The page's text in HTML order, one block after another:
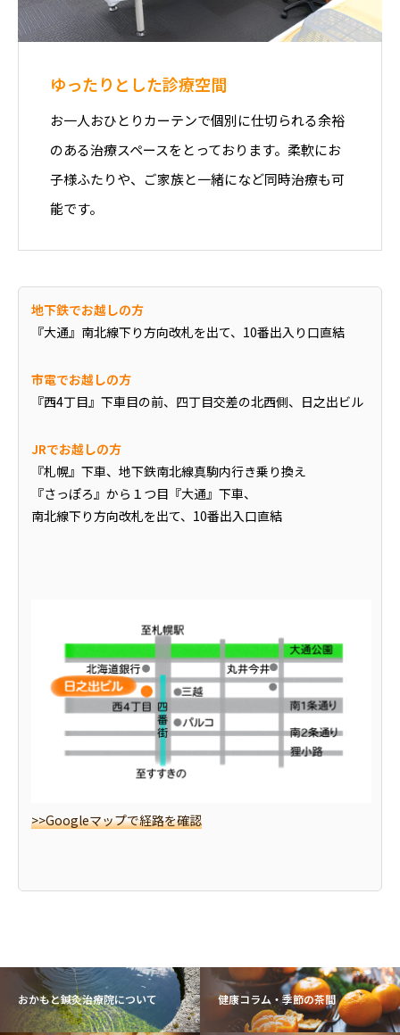
ゆったりとした診療空間
お一人おひとりカーテンで個別に仕切られる余裕
のある治療スペースをとっております。柔軟にお
子様ふたりや、ご家族と一緒になど同時治療も可
能です。
地下鉄でお越しの方
『大通』南北線下り方向改札を出て、10番出入り口直結
市電でお越しの方
『西4丁目』下車目の前、四丁目交差の北西側、日之出ビル
JRでお越しの方
『札幌』下車、地下鉄南北線真駒内行き乗り換え
『さっぽろ』から１つ目『大通』下車、
南北線下り方向改札を出て、10番出入口直結
>>Googleマップで経路を確認
おかもと鍼灸治療院について 健康コラム・季節の茶間